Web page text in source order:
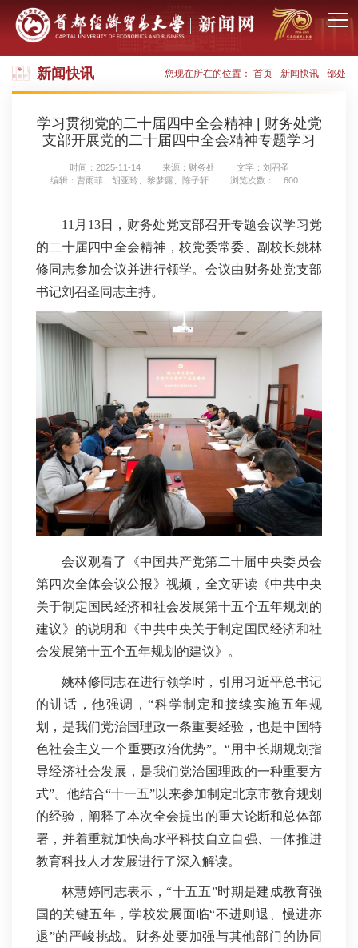
新闻快讯 您现在所在的位置： 首页 - 新闻快讯 - 部处
学习贯彻党的二十届四中全会精神 | 财务处党
支部开展党的二十届四中全会精神专题学习
时间：2025-11-14 来源：财务处
文字：刘召圣
编辑：曹雨菲、胡亚玲、黎梦露、陈子轩
浏览次数： 600
11月13日，财务处党支部召开专题会议学习党
的二十届四中全会精神，校党委常委、副校长姚林
修同志参加会议并进行领学。会议由财务处党支部
书记刘召圣同志主持。
会议观看了《中国共产党第二十届中央委员会
第四次全体会议公报》视频，全文研读《中共中央
关于制定国民经济和社会发展第十五个五年规划的
建议》的说明和《中共中央关于制定国民经济和社
会发展第十五个五年规划的建议》。
姚林修同志在进行领学时，引用习近平总书记
的讲话，他强调，“科学制定和接续实施五年规
划，是我们党治国理政一条重要经验，也是中国特
色社会主义一个重要政治优势”。“用中长期规划指
导经济社会发展，是我们党治国理政的一种重要方
式”。他结合“十一五”以来参加制定北京市教育规划
的经验，阐释了本次全会提出的重大论断和总体部
署，并着重就加快高水平科技自立自强、一体推进
教育科技人才发展进行了深入解读。
林慧婷同志表示，“十五五”时期是建成教育强
国的关键五年，学校发展面临“不进则退、慢进亦
退”的严峻挑战。财务处要加强与其他部门的协同